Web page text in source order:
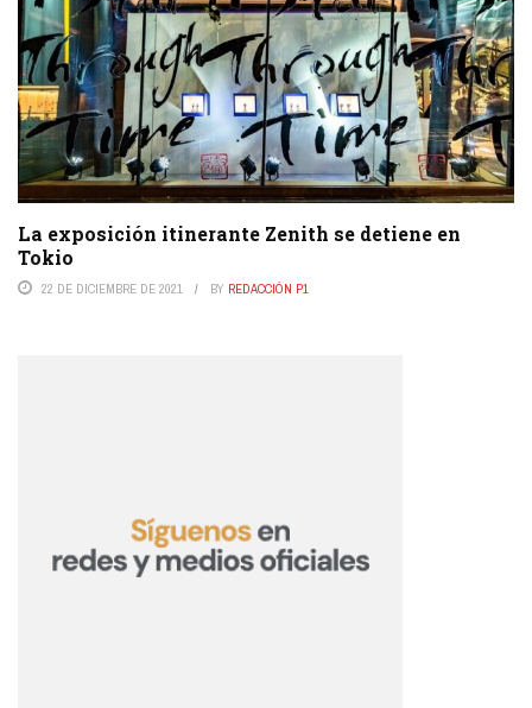
La exposición itinerante Zenith se detiene en
Tokio
22 DE DICIEMBRE DE 2021 BY REDACCIÓN P1